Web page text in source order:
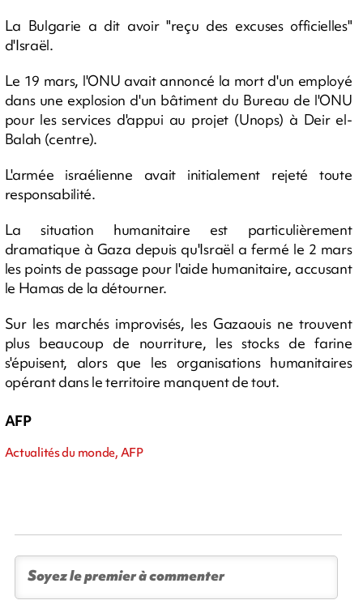
La Bulgarie a dit avoir "reçu des excuses officielles"
d'Israël.
Le 19 mars, l'ONU avait annoncé la mort d'un employé
dans une explosion d'un bâtiment du Bureau de l'ONU
pour les services d'appui au projet (Unops) à Deir el-
Balah (centre).
L'armée israélienne avait initialement rejeté toute
responsabilité.
La situation humanitaire est particulièrement
dramatique à Gaza depuis qu'Israël a fermé le 2 mars
les points de passage pour l'aide humanitaire, accusant
le Hamas de la détourner.
Sur les marchés improvisés, les Gazaouis ne trouvent
plus beaucoup de nourriture, les stocks de farine
s'épuisent, alors que les organisations humanitaires
opérant dans le territoire manquent de tout.
AFP
Actualités du monde, AFP